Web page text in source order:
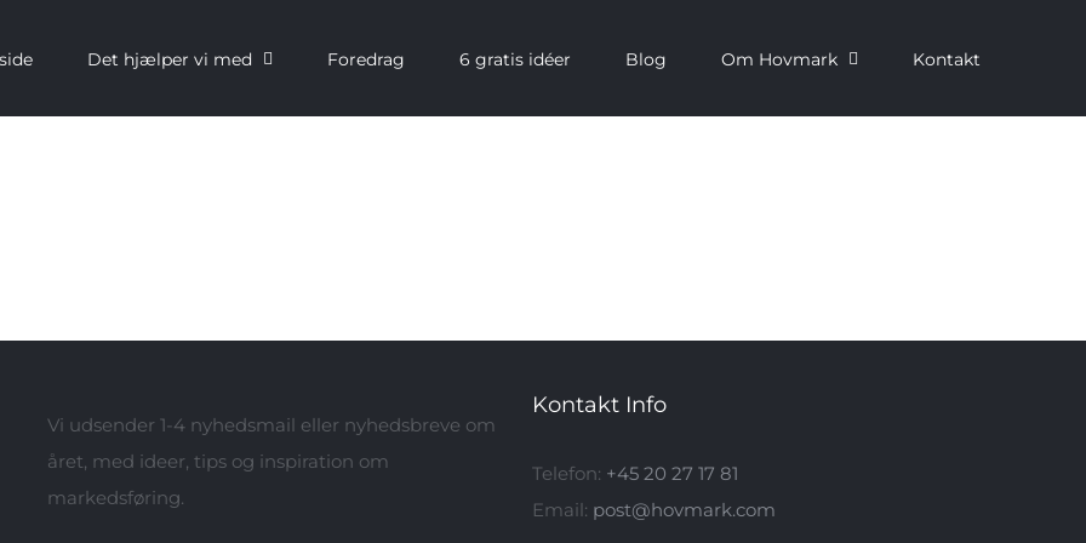
Det hjælper vi med Foredrag 6 gratis idéer Blog Om Hovmark Kontakt
Vi udsender 1-4 nyhedsmail eller nyhedsbreve om
året, med ideer, tips og inspiration om
markedsføring.
Kontakt Info
Telefon: +45 20 27 17 81
Email: post@hovmark.com